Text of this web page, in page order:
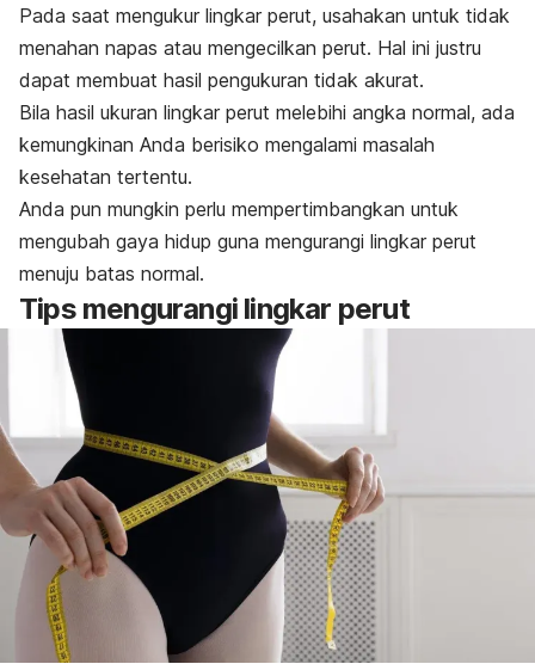
Pada saat mengukur lingkar perut, usahakan untuk tidak
menahan napas atau mengecilkan perut. Hal ini justru
dapat membuat hasil pengukuran tidak akurat.
Bila hasil ukuran lingkar perut melebihi angka normal, ada
kemungkinan Anda berisiko mengalami masalah
kesehatan tertentu.
Anda pun mungkin perlu mempertimbangkan untuk
mengubah gaya hidup guna mengurangi lingkar perut
menuju batas normal.
Tips mengurangi lingkar perut